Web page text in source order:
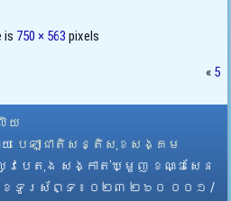
is 750 × 563 pixels
« 5
យ
យ​ បេឡាជាតិសន្តិសុខសង្គម
វបេតុង សង្កាត់ឃ្មួញ ខណ្ឌសែន
េខទូរស័ព្ទ ៖ ០២៣ ២៦០ ០០១ /